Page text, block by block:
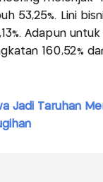
53,25%. Lini
Adapun
160,52%
Jadi Taruhan